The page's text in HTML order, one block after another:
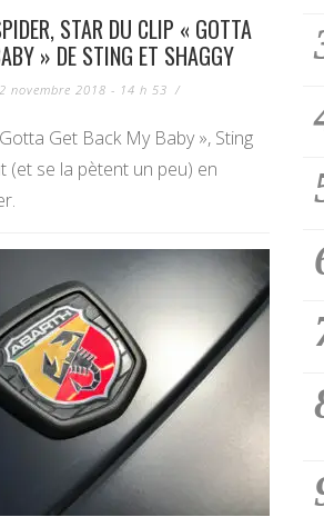
STAR DU CLIP « GOTTA
» DE STING ET SHAGGY
novembre 2018 - 14 h 53 /
Get Back My Baby », Sting
(et se la pètent un peu) en